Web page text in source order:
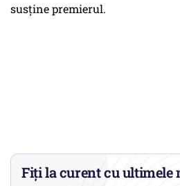
susține premierul.
Fiți la curent cu ultimele